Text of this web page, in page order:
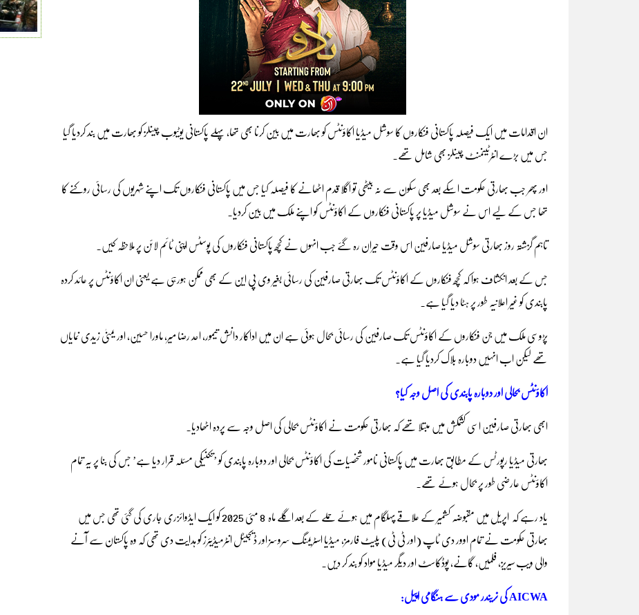
ان اقدامات میں ایک فیصلہ پاکستانی فنکاروں کا سوشل میڈیا اکاؤنٹس کو بھارت میں بین کرنا بھی تھا، پہلے پاکستانی یوٹیوب چینلز کو بھارت میں بند کردیا گیا
جس میں بڑے انٹرٹینمنٹ چینلز بھی شامل تھے۔
اور پھر جب بھارتی حکومت اسکے بعد بھی سکون سے نہ بیٹھی تو اگلا قدم اٹھانے کا فیصلہ کیا جس میں پاکستانی فنکاروں تک اپنے شہریوں کی رسائی روکنے کا
تھا جس کے لیے اس نے سوشل میڈیا پر پاکستانی فنکاروں کے اکاؤنٹس کو اپنے ملک میں بین کردیا۔
تاہم گزشتہ روز بھارتی سوشل میڈیا صارفین اس وقت حیران رہ گئے جب انہوں نے کچھ پاکستانی فنکاروں کی پوسٹس اپنی ٹائم لائن پر ملاحظہ کیں۔
جس کے بعد انکشاف ہوا کہ کچھ فنکاروں کے اکاؤنٹس تک بھارتی صارفین کی رسائی بغیر وی پی این کے بھی ممکن ہورہی ہے یعنی ان اکاؤنٹس پر عائد کردہ
پابندی کو غیر اعلانیہ طور پر ہٹا دیا گیا ہے۔
پڑوسی ملک میں جن فنکاروں کے اکاؤنٹس تک صارفین کی رسائی بحال ہوئی ہے ان میں اداکار دانش تیمور، احد رضا میر، ماورا حسین، اور یمنیٰ زیدی نمایاں
تھے لیکن اب انہیں دوبارہ بلاک کردیا گیا ہے۔
اکاؤنٹس بحالی اور دوبارہ پابندی کی اصل وجہ کیا؟
ابھی بھارتی صارفین اسی کشمکش میں مبتلا تھے کہ بھارتی حکومت نے اکاؤنٹس بحالی کی اصل وجہ سے پردہ اٹھادیا۔
بھارتی میڈیا رپورٹس کے مطابق بھارت میں پاکستانی نامور شخصیات کی اکاؤنٹس بحالی اور دوبارہ پابندی کو ’تکنیکی مسئلہ قرار دیا ہے’ جس کی بنا پر یہ تمام
اکاؤنٹس عارضی طور پر بحال ہوئے تھے۔
یاد رہے کہ اپریل میں مقبوضہ کشمیر کے علاقے پہلگام میں ہوئے حملے کے بعد اگلے ماہ 8 مئی 2025 کو ایک ایڈوائزری جاری کی گئی تھی جس میں
بھارتی حکومت نے تمام اوور دی ٹاپ (اور ٹی ٹی) پلیٹ فارمز، میڈیا اسٹریمنگ سروسز اور ڈیجیٹل انٹرمیڈیئرز کو ہدایت دی تھی کہ وہ پاکستان سے آنے
والی ویب سیریز، فلمیں، گانے، پوڈکاسٹ اور دیگر میڈیا مواد کو بند کر دیں۔
AICWA کی نریندر مودی سے ہنگامی اپیل: